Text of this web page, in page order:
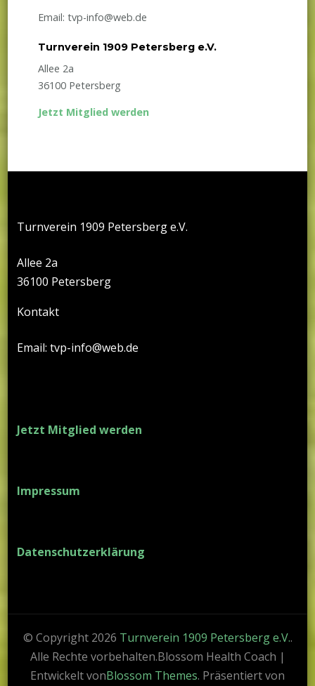
Email: tvp-info@web.de
Turnverein 1909 Petersberg e.V.
Allee 2a
36100 Petersberg
Jetzt Mitglied werden
Turnverein 1909 Petersberg e.V.
Allee 2a
36100 Petersberg
Kontakt
Email: tvp-info@web.de
Jetzt Mitglied werden
Impressum
Datenschutzerklärung
© Copyright 2026 Turnverein 1909 Petersberg e.V..
Alle Rechte vorbehalten.Blossom Health Coach |
Entwickelt vonBlossom Themes. Präsentiert von